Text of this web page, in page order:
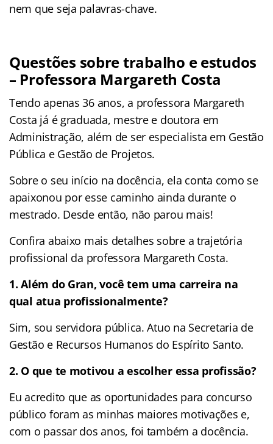
nem que seja palavras-chave.
Questões sobre trabalho e estudos
– Professora Margareth Costa
Tendo apenas 36 anos, a professora Margareth
Costa já é graduada, mestre e doutora em
Administração, além de ser especialista em Gestão
Pública e Gestão de Projetos.
Sobre o seu início na docência, ela conta como se
apaixonou por esse caminho ainda durante o
mestrado. Desde então, não parou mais!
Confira abaixo mais detalhes sobre a trajetória
profissional da professora Margareth Costa.
1. Além do Gran, você tem uma carreira na
qual atua profissionalmente?
Sim, sou servidora pública. Atuo na Secretaria de
Gestão e Recursos Humanos do Espírito Santo.
2. O que te motivou a escolher essa profissão?
Eu acredito que as oportunidades para concurso
público foram as minhas maiores motivações e,
com o passar dos anos, foi também a docência.